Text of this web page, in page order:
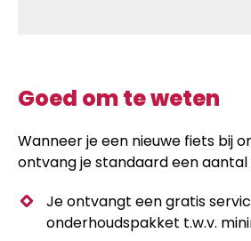
Goed om te weten
Wanneer je een nieuwe fiets bij
ontvang je standaard een aantal
Je ontvangt een gratis
onderhoudspakket t.w.v.